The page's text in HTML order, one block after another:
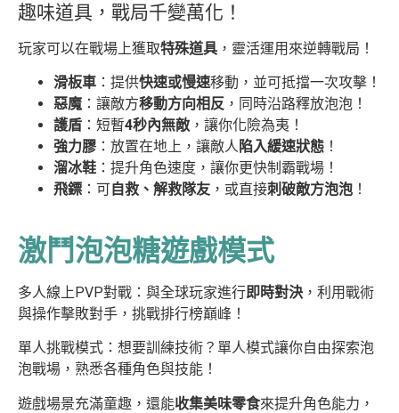
趣味道具，戰局千變萬化！
玩家可以在戰場上獲取特殊道具 ，靈活運用來逆轉戰局！
滑板車 ：提供快速或慢速移動，並可抵擋一次攻擊！
惡魔 ：讓敵方移動方向相反 ，同時沿路釋放泡泡！
護盾 ：短暫4秒內無敵 ，讓你化險為夷！
強力膠 ：放置在地上，讓敵人 陷入緩速狀態 ！
溜冰鞋 ：提升角色速度，讓你更快制霸戰場！
飛鏢 ：可自救、解救隊友 ，或直接刺破敵方泡泡 ！
激鬥泡泡糖遊戲模式
多人線上PVP對戰：與全球玩家進行即時對決 ，利用戰術
與操作擊敗對手，挑戰排行榜巔峰！
單人挑戰模式：想要訓練技術？單人模式讓你自由探索泡
泡戰場，熟悉各種角色與技能！
遊戲場景充滿童趣，還能收集美味零食來提升角色能力，